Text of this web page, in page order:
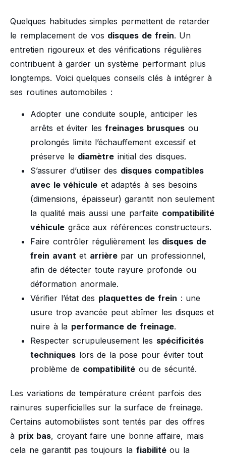
Quelques habitudes simples permettent de retarder
le remplacement de vos disques de frein. Un
entretien rigoureux et des vérifications régulières
contribuent à garder un système performant plus
longtemps. Voici quelques conseils clés à intégrer à
ses routines automobiles :
Adopter une conduite souple, anticiper les
arrêts et éviter lesfreinages brusques ou
prolongés limite l’échauffement excessif et
préserve le diamètre initial des disques.
S’assurer d’utiliser des disques compatibles
avec le véhicule et adaptés à ses besoins
(dimensions, épaisseur) garantit non seulement
la qualité mais aussi une parfaite compatibilité
véhicule grâce aux références constructeurs.
Faire contrôler régulièrement les disques de
frein avant et arrièrepar un professionnel,
afin de détecter toute rayure profonde ou
déformation anormale.
Vérifier l’état des plaquettes de frein : une
usure trop avancée peut abîmer les disques et
nuire à la performance de freinage.
Respecter scrupuleusement les spécificités
techniques lors de la pose pour éviter tout
problème de compatibilité ou de sécurité.
Les variations de température créent parfois des
rainures superficielles sur la surface de freinage.
Certains automobilistes sont tentés par des offres
à prix bas, croyant faire une bonne affaire, mais
cela ne garantit pas toujours la fiabilitéou la